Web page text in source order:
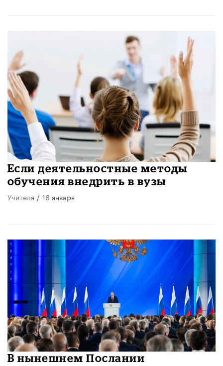
Если деятельностные методы
обучения внедрить в вузы
Учителя / 16 января
В нынешнем Послании